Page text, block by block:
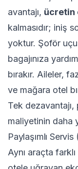
avantajı, ücretin
kalmasıdır; iniş
yoktur. Şoför
bagajınıza
bırakır. Aileler,
ve mağara otel
Tek dezavantajı,
maliyetinin daha
Paylaşımlı
Aynı araçta